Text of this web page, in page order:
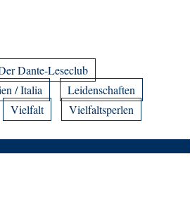
Dante-Leseclub
/ Italia
Leidenschaften
Vielfalt
Vielfaltsperlen